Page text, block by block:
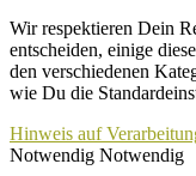
Wir respektieren Dein
entscheiden, einige
den verschiedenen
wie Du die
Hinweis auf
Notwendig Notwendig